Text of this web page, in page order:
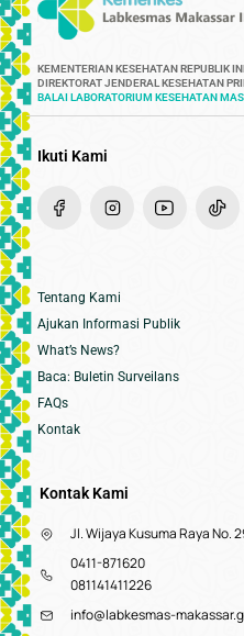
KEMENTERIAN KESEHATAN REPUBLIK
DIREKTORAT JENDERAL KESEHATAN
BALAI LABORATORIUM KESEHATAN
Ikuti Kami
Tentang Kami
Ajukan Informasi Publik
What’s News?
Baca: Buletin Surveilans
FAQs
Kontak
Kontak Kami
Jl. Wijaya Kusuma Raya No.
0411-871620
081141411226
info@labkesmas-